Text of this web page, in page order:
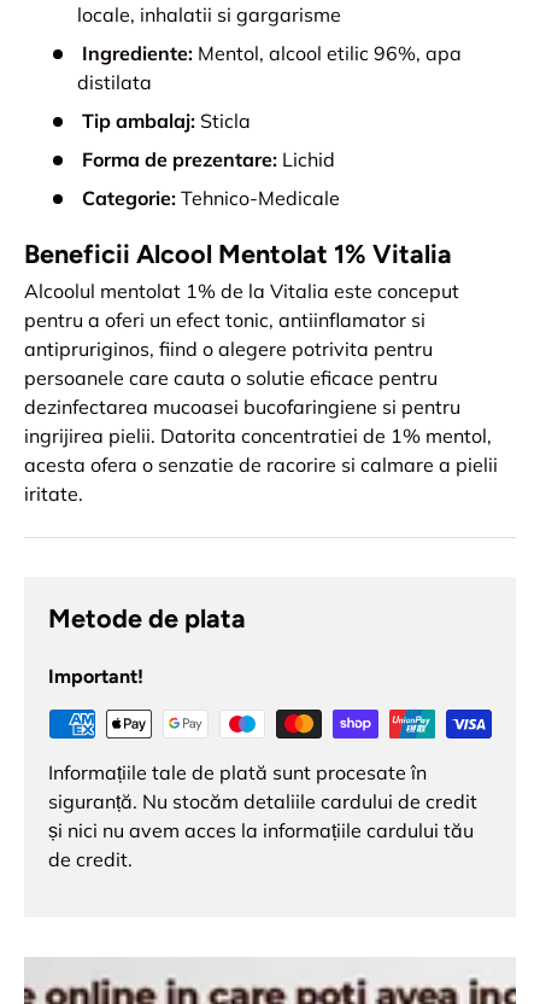
locale, inhalatii si gargarisme
Ingrediente: Mentol, alcool etilic 96%, apa
distilata
Tip ambalaj: Sticla
Forma de prezentare: Lichid
Categorie: Tehnico-Medicale
Beneficii Alcool Mentolat 1% Vitalia
Alcoolul mentolat 1% de la Vitalia este conceput
pentru a oferi un efect tonic, antiinflamator si
antipruriginos, fiind o alegere potrivita pentru
persoanele care cauta o solutie eficace pentru
dezinfectarea mucoasei bucofaringiene si pentru
ingrijirea pielii. Datorita concentratiei de 1% mentol,
acesta ofera o senzatie de racorire si calmare a pielii
iritate.
Metode de plata
Important!
Informațiile tale de plată sunt procesate în
siguranță. Nu stocăm detaliile cardului de credit
și nici nu avem acces la informațiile cardului tău
de credit.